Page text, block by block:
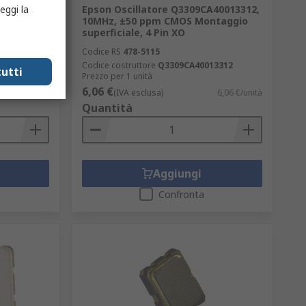
±30
Epson Oscillatore Q3309CA40013312,
10MHz, ±50 ppm CMOS Montaggio
superficiale, 4 Pin XO
Codice RS 478-5115
Codice costruttore Q3309CA40013312
Prezzo per 1 unità
6,06 €(IVA esclusa) 6,06 €/unità
Quantità
Aggiungi
Confronta
la